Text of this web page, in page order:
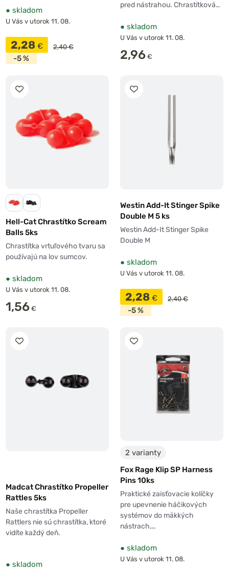
● skladom
U Vás v utorok 11. 08.
2,28 € 2,40 €
-5 %
pred nástrahou. Chrastítková…
● skladom
U Vás v utorok 11. 08.
2,96 €
Hell-Cat Chrastítko Scream
Balls 5ks
Chrastítka vrtuľového tvaru sa
používajú na lov sumcov.
● skladom
U Vás v utorok 11. 08.
1,56 €
Westin Add-It Stinger Spike
Double M 5 ks
Westin Add-It Stinger Spike
Double M
● skladom
U Vás v utorok 11. 08.
2,28 € 2,40 €
-5 %
Madcat Chrastítko Propeller
Rattles 5ks
Naše chrastítka Propeller
Rattlers nie sú chrastítka, ktoré
vidíte každý deň.
● skladom
2 varianty
Fox Rage Klip SP Harness
Pins 10ks
Praktické zaisťovacie kolíčky
pre upevnenie háčikových
systémov do mäkkých
nástrach,…
● skladom
U Vás v utorok 11. 08.